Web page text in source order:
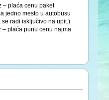
– plaća cenu paket
jedno mesto u autobusu
radi isključivo na upit.)
– plaća punu cenu najma